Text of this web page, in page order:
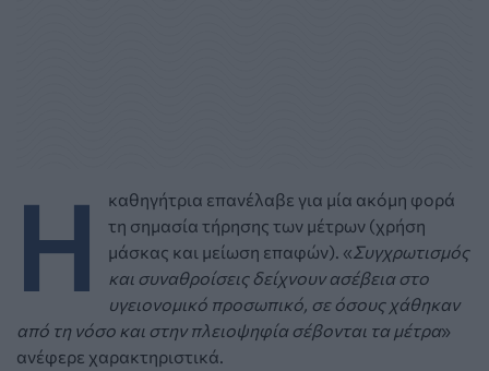
Η
καθηγήτρια επανέλαβε για μία ακόμη φορά
τη σημασία τήρησης των μέτρων (χρήση
μάσκας και μείωση επαφών). « Συγχρωτισμός
και συναθροίσεις δείχνουν ασέβεια στο
υγειονομικό προσωπικό, σε όσους χάθηκαν
από τη νόσο και στην πλειοψηφία σέβονται τα μέτρα»
ανέφερε χαρακτηριστικά.